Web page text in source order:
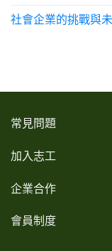
社會企業的挑戰與
常見問題
加入志工
企業合作
會員制度